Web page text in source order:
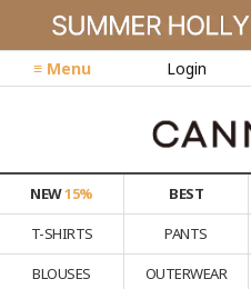
≡ Menu Login
NEW15% BEST
T-SHIRTS
PANTS
BLOUSES
OUTERWEAR